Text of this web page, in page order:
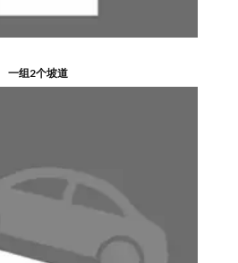
一组2个坡道